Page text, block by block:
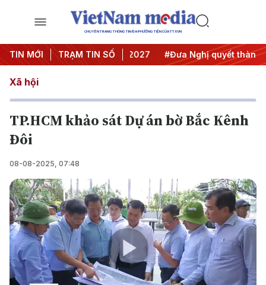
CHUYÊN TRANG THÔNG TIN ĐA PHƯƠNG TIỆN CỦA TTXVN
TIN MỚI TRẠM TIN SỐ
Trung ương 3 #APEC 2027 #Đưa Nghị quyết thành
Xã hội
TP.HCM khảo sát Dự án bờ Bắc Kênh
Đôi
08-08-2025, 07:48
Play